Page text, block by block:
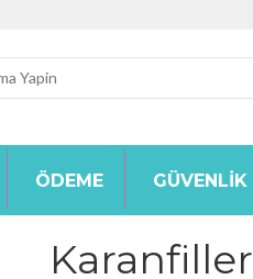
ÖDEME GÜVENLIK
Karanfiller